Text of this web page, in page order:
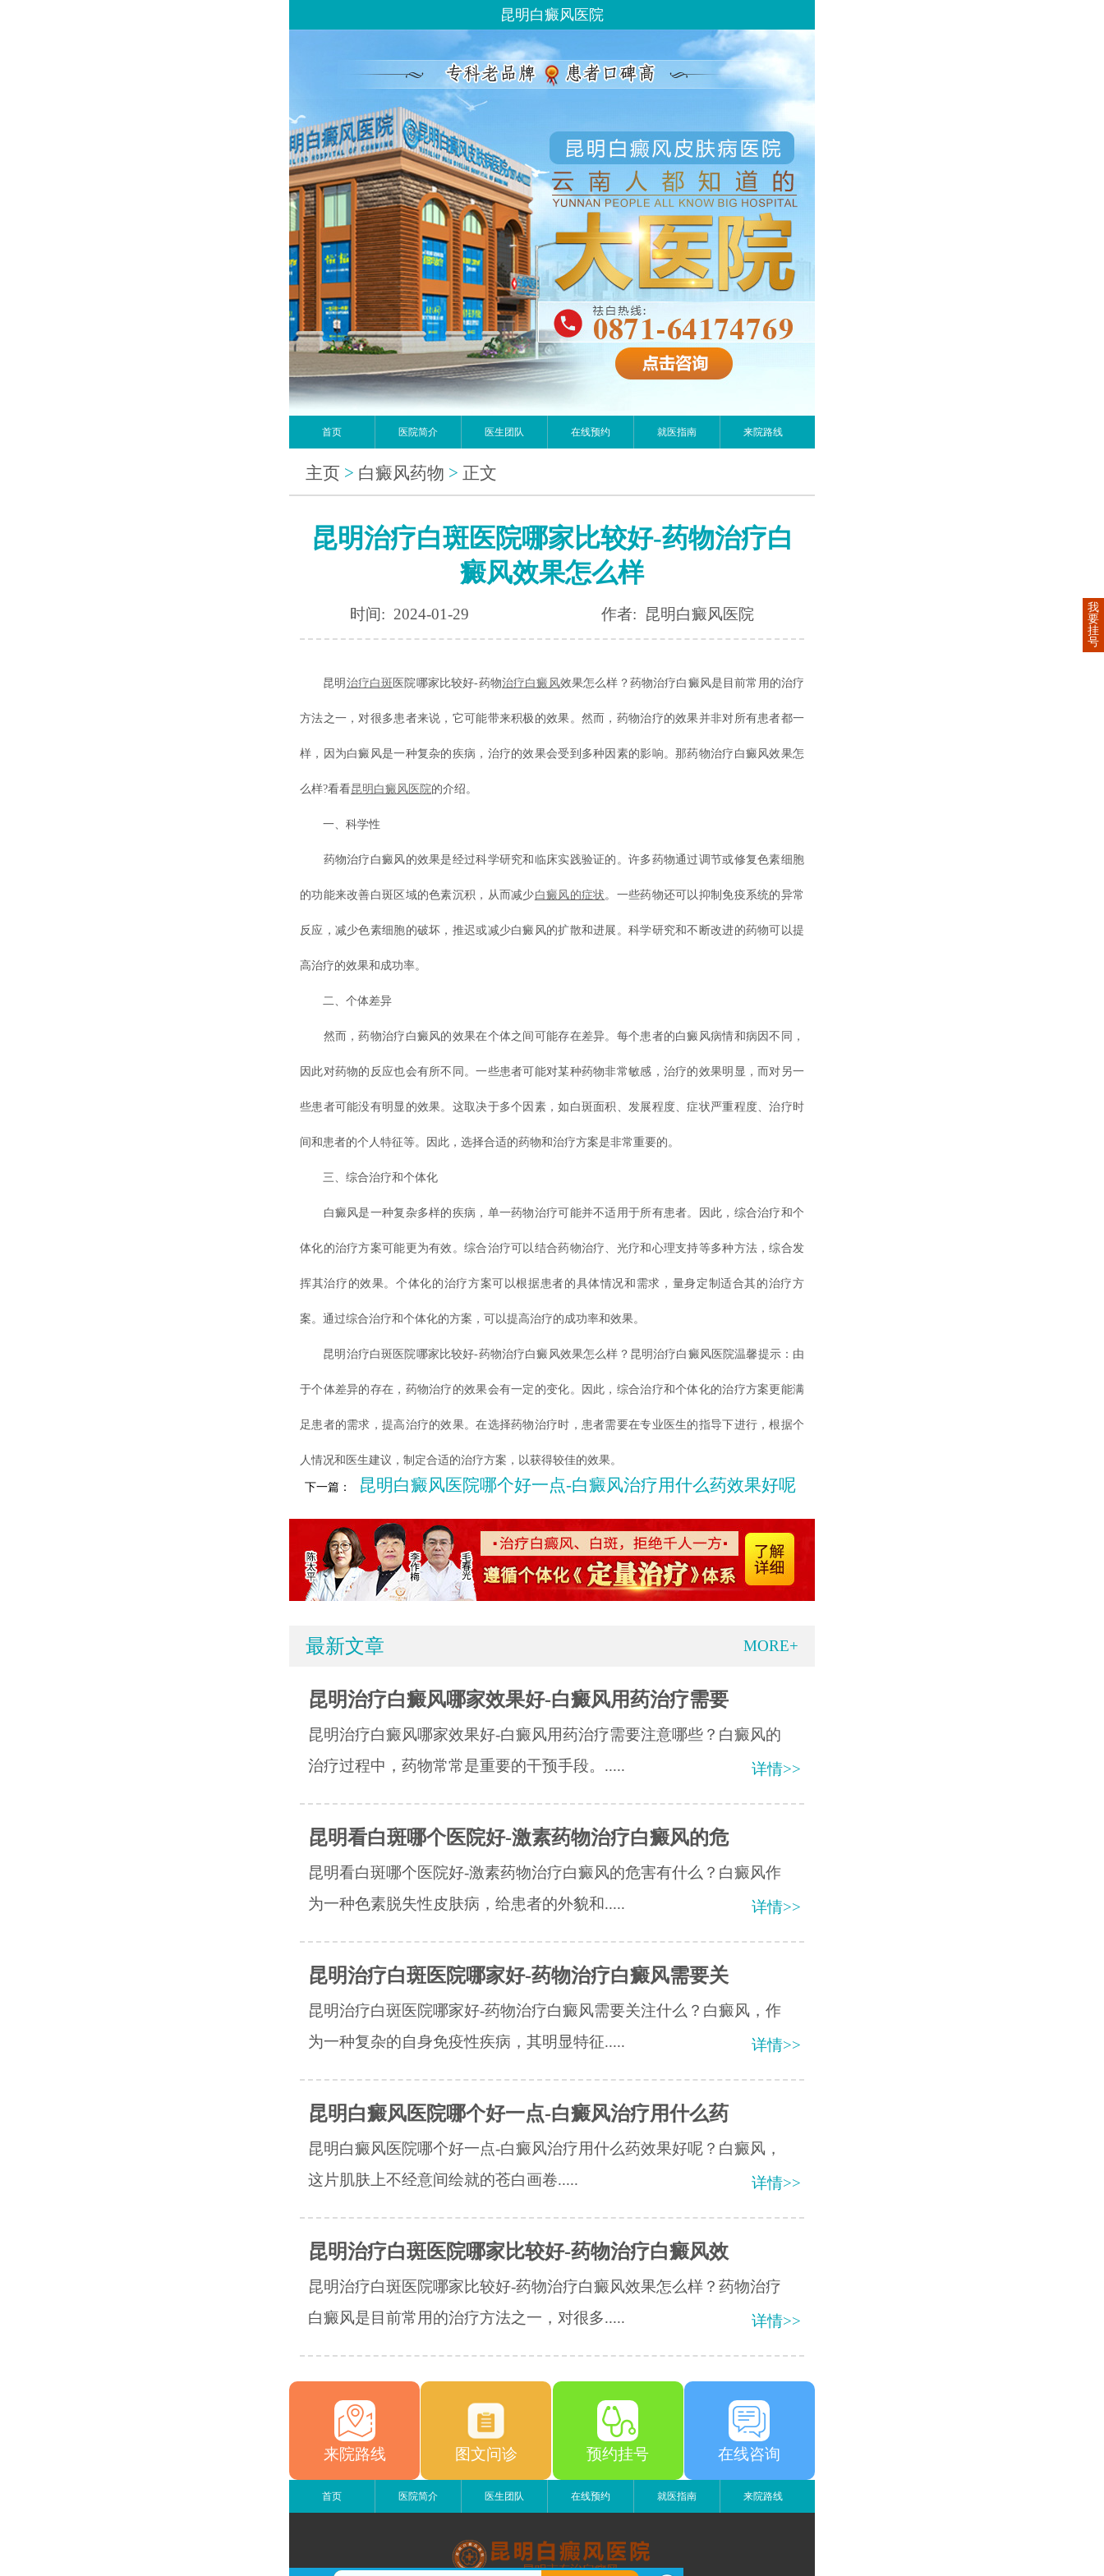
昆明白癜风医院
首页 医院简介 医生团队 在线预约 就医指南 来院路线
主页 > 白癜风药物 > 正文
昆明治疗白斑医院哪家比较好-药物治疗白
癜风效果怎么样
时间: 2024-01-29 作者: 昆明白癜风医院
昆明 治疗白斑 医院哪家比较好-药物治疗白癜风效果怎么样？药物治疗白癜风是目前常用的治疗
方法之一，对很多患者来说，它可能带来积极的效果。然而，药物治疗的效果并非对所有患者都一
样，因为白癜风是一种复杂的疾病，治疗的效果会受到多种因素的影响。那药物治疗白癜风效果怎
么样?看看昆明白癜风医院的介绍。
一、科学性
药物治疗白癜风的效果是经过科学研究和临床实践验证的。许多药物通过调节或修复色素细胞
的功能来改善白斑区域的色素沉积，从而减少白癜风的症状。一些药物还可以抑制免疫系统的异常
反应，减少色素细胞的破坏，推迟或减少白癜风的扩散和进展。科学研究和不断改进的药物可以提
高治疗的效果和成功率。
二、个体差异
然而，药物治疗白癜风的效果在个体之间可能存在差异。每个患者的白癜风病情和病因不同，
因此对药物的反应也会有所不同。一些患者可能对某种药物非常敏感，治疗的效果明显，而对另一
些患者可能没有明显的效果。这取决于多个因素，如白斑面积、发展程度、症状严重程度、治疗时
间和患者的个人特征等。因此，选择合适的药物和治疗方案是非常重要的。
三、综合治疗和个体化
白癜风是一种复杂多样的疾病，单一药物治疗可能并不适用于所有患者。因此，综合治疗和个
体化的治疗方案可能更为有效。综合治疗可以结合药物治疗、光疗和心理支持等多种方法，综合发
挥其治疗的效果。个体化的治疗方案可以根据患者的具体情况和需求，量身定制适合其的治疗方
案。通过综合治疗和个体化的方案，可以提高治疗的成功率和效果。
昆明治疗白斑医院哪家比较好-药物治疗白癜风效果怎么样？昆明治疗白癜风医院温馨提示：由
于个体差异的存在，药物治疗的效果会有一定的变化。因此，综合治疗和个体化的治疗方案更能满
足患者的需求，提高治疗的效果。在选择药物治疗时，患者需要在专业医生的指导下进行，根据个
人情况和医生建议，制定合适的治疗方案，以获得较佳的效果。
下一篇： 昆明白癜风医院哪个好一点-白癜风治疗用什么药效果好呢
最新文章 MORE+
昆明治疗白癜风哪家效果好-白癜风用药治疗需要
昆明治疗白癜风哪家效果好-白癜风用药治疗需要注意哪些？白癜风的
治疗过程中，药物常常是重要的干预手段。.....
详情>>
昆明看白斑哪个医院好-激素药物治疗白癜风的危
昆明看白斑哪个医院好-激素药物治疗白癜风的危害有什么？白癜风作
为一种色素脱失性皮肤病，给患者的外貌和.....
详情>>
昆明治疗白斑医院哪家好-药物治疗白癜风需要关
昆明治疗白斑医院哪家好-药物治疗白癜风需要关注什么？白癜风，作
为一种复杂的自身免疫性疾病，其明显特征.....
详情>>
昆明白癜风医院哪个好一点-白癜风治疗用什么药
昆明白癜风医院哪个好一点-白癜风治疗用什么药效果好呢？​白癜风，
这片肌肤上不经意间绘就的苍白画卷.....
详情>>
昆明治疗白斑医院哪家比较好-药物治疗白癜风效
昆明治疗白斑医院哪家比较好-药物治疗白癜风效果怎么样？药物治疗
白癜风是目前常用的治疗方法之一，对很多.....
详情>>
来院路线 图文问诊 预约挂号 在线咨询
首页 医院简介 医生团队 在线预约 就医指南 来院路线
我
要
挂
号